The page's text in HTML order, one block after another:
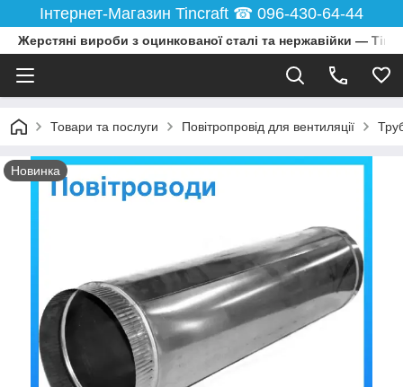
Інтернет-Магазин Tincraft ☎︎ 096-430-64-44
Жерстяні вироби з оцинкованої сталі та нержавійки —
Товари та послуги Повітропровід для вентиляції
Новинка